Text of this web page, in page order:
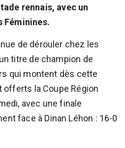
rennais, avec un
Féminines.
de dérouler chez les
titre de champion de
qui montent dès cette
offerts la Coupe Région
avec une finale
face à Dinan Léhon : 16-0